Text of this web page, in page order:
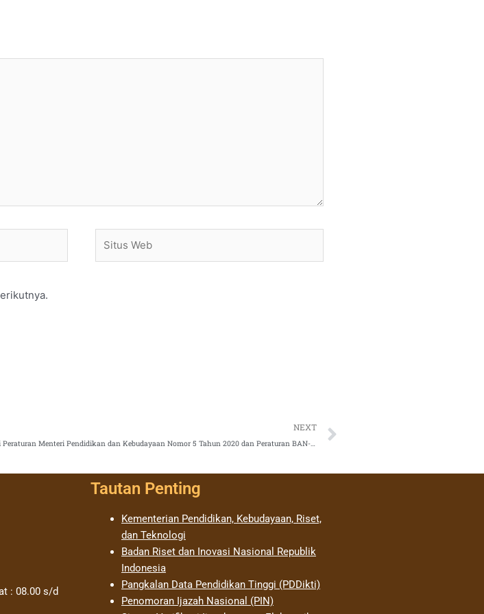
Web
NEXT
Implementasi Peraturan Menteri Pendidikan dan Kebudayaan Nomor 5 Tahun 2020 dan Peraturan BAN-PT Nomor 1 Tahun 2020
: 08.00 s/d
Tautan Penting
Kementerian Pendidikan, Kebudayaan, Riset,
dan Teknologi
Badan Riset dan Inovasi Nasional Republik
Indonesia
Pangkalan Data Pendidikan Tinggi (PDDikti)
Penomoran Ijazah Nasional (PIN)